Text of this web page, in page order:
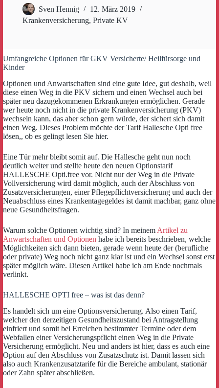
Sven Hennig
12. März 2019
Krankenversicherung, Private KV
Umfangreiche Optionen für GKV Versicherte/ Heilfürsorge und
Kinder
Optionen und Anwartschaften sind eine gute Idee, gut deshalb, weil
diese einen Weg in die PKV sichern und einen Wechsel auch bei
später neu dazugekommenen Erkrankungen ermöglichen. Gerade
wer heute noch nicht in die private Krankenversicherung (PKV)
wechseln kann, das aber schon gern würde, der sichert sich damit
einen Weg. Dieses Problem möchte der Tarif Hallesche Opti free
lösen,, ob es gelingt lesen Sie hier.
Eine Tür mehr bleibt somit auf. Die Hallesche geht nun noch
deutlich weiter und stellte heute den neuen Optionstarif
HALLESCHE Opti.free vor. Nicht nur der Weg in die Private
Vollversicherung wird damit möglich, auch der Abschluss von
Zusatzversicherungen, einer Pflegepflichtversicherung und auch der
Neuabschluss eines Krankentagegeldes ist damit machbar, ganz ohne
neue Gesundheitsfragen.
Warum solche Optionen wichtig sind? In meinem Artikel zu
Anwartschaften und Optionen habe ich bereits beschrieben, welche
Möglichkeiten sich dann bieten, gerade wenn heute der (berufliche
oder private) Weg noch nicht ganz klar ist und ein Wechsel sonst erst
später möglich wäre. Diesen Artikel habe ich am Ende nochmals
verlinkt.
HALLESCHE OPTI free – was ist das denn?
Es handelt sich um eine Optionsversicherung. Also einen Tarif,
welcher den derzeitigen Gesundheitszustand bei Antragstellung
einfriert und somit bei Erreichen bestimmter Termine oder dem
Webfallen einer Versicherungspflicht einen Weg in die Private
Versicherung ermöglicht. Neu und anders ist hier, dass es auch eine
Option auf den Abschluss von Zusatzschutz ist. Damit lassen sich
also auch Krankenzusatztarife für die Bereiche ambulant, stationär
oder Zahn später abschließen.